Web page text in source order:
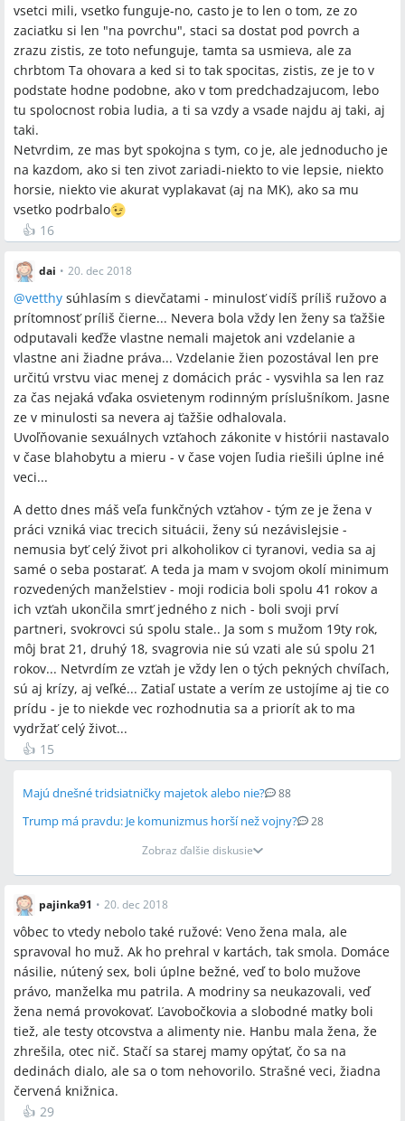
vsetci mili, vsetko funguje-no, casto je to len o tom, ze zo
zaciatku si len "na povrchu", staci sa dostat pod povrch a
zrazu zistis, ze toto nefunguje, tamta sa usmieva, ale za
chrbtom Ta ohovara a ked si to tak spocitas, zistis, ze je to v
podstate hodne podobne, ako v tom predchadzajucom, lebo
tu spolocnost robia ludia, a ti sa vzdy a vsade najdu aj taki, aj
taki.
Netvrdim, ze mas byt spokojna s tym, co je, ale jednoducho je
na kazdom, ako si ten zivot zariadi-niekto to vie lepsie, niekto
horsie, niekto vie akurat vyplakavat (aj na MK), ako sa mu
vsetko podrbalo
👍 16
dai • 20. dec 2018
@vetthy súhlasím s dievčatami - minulosť vidíš príliš ružovo a
prítomnosť príliš čierne... Nevera bola vždy len ženy sa ťažšie
odputavali keďže vlastne nemali majetok ani vzdelanie a
vlastne ani žiadne práva... Vzdelanie žien pozostával len pre
určitú vrstvu viac menej z domácich prác - vysvihla sa len raz
za čas nejaká vďaka osvietenym rodinným príslušníkom. Jasne
ze v minulosti sa nevera aj ťažšie odhalovala.
Uvoľňovanie sexuálnych vzťahoch zákonite v histórii nastavalo
v čase blahobytu a mieru - v čase vojen ľudia riešili úplne iné
veci...
A detto dnes máš veľa funkčných vzťahov - tým ze je žena v
práci vzniká viac trecich situácii, ženy sú nezávislejsie -
nemusia byť celý život pri alkoholikov ci tyranovi, vedia sa aj
samé o seba postarať. A teda ja mam v svojom okolí minimum
rozvedených manželstiev - moji rodicia boli spolu 41 rokov a
ich vzťah ukončila smrť jedného z nich - boli svoji prví
partneri, svokrovci sú spolu stale.. Ja som s mužom 19ty rok,
môj brat 21, druhý 18, svagrovia nie sú vzati ale sú spolu 21
rokov... Netvrdím ze vzťah je vždy len o tých pekných chvíľach,
sú aj krízy, aj veľké... Zatiaľ ustate a verím ze ustojíme aj tie co
prídu - je to niekde vec rozhodnutia sa a priorít ak to ma
vydržať celý život...
👍 15
Majú dnešné tridsiatničky majetok alebo nie? 88
Trump má pravdu: Je komunizmus horší než vojny?
28
Zobraz ďalšie diskusie
pajinka91 • 20. dec 2018
vôbec to vtedy nebolo také ružové: Veno žena mala, ale
spravoval ho muž. Ak ho prehral v kartách, tak smola. Domáce
násilie, nútený sex, boli úplne bežné, veď to bolo mužove
právo, manželka mu patrila. A modriny sa neukazovali, veď
žena nemá provokovať. Ľavobočkovia a slobodné matky boli
tiež, ale testy otcovstva a alimenty nie. Hanbu mala žena, že
zhrešila, otec nič. Stačí sa starej mamy opýtať, čo sa na
dedinách dialo, ale sa o tom nehovorilo. Strašné veci, žiadna
červená knižnica.
👍 29